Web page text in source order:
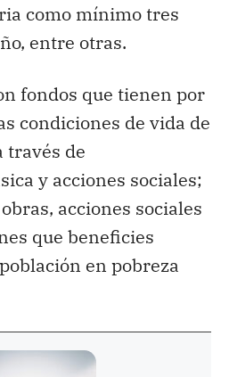
como mínimo tres
entre otras.
fondos que tienen por
condiciones de vida de
través de
y acciones sociales;
acciones sociales
que beneficies
en pobreza